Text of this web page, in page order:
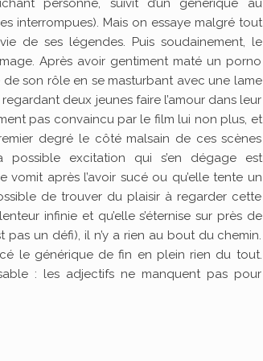
personne, suivit d’un générique au
interrompues). Mais on essaye malgré tout
de ses légendes. Puis soudainement, le
Après avoir gentiment maté un porno
son rôle en se masturbant avec une lame
deux jeunes faire l’amour dans leur
pas convaincu par le film lui non plus, et
degré le côté malsain de ces scènes
excitation qui s’en dégage est
après l’avoir sucé ou qu’elle tente un
de trouver du plaisir à regarder cette
infinie et qu’elle s’éternise sur près de
pas un défi), il n’y a rien au bout du chemin.
le générique de fin en plein rien du tout.
: les adjectifs ne manquent pas pour